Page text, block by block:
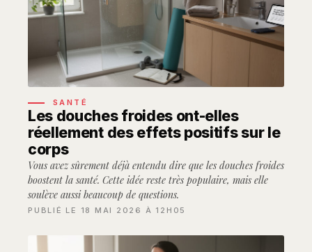
SANTÉ
Les douches froides ont-elles
réellement des effets positifs sur le
corps
Vous avez sûrement déjà entendu dire que les douches froides
boostent la santé. Cette idée reste très populaire, mais elle
soulève aussi beaucoup de questions.
PUBLIÉ LE 18 MAI 2026 À 12H05